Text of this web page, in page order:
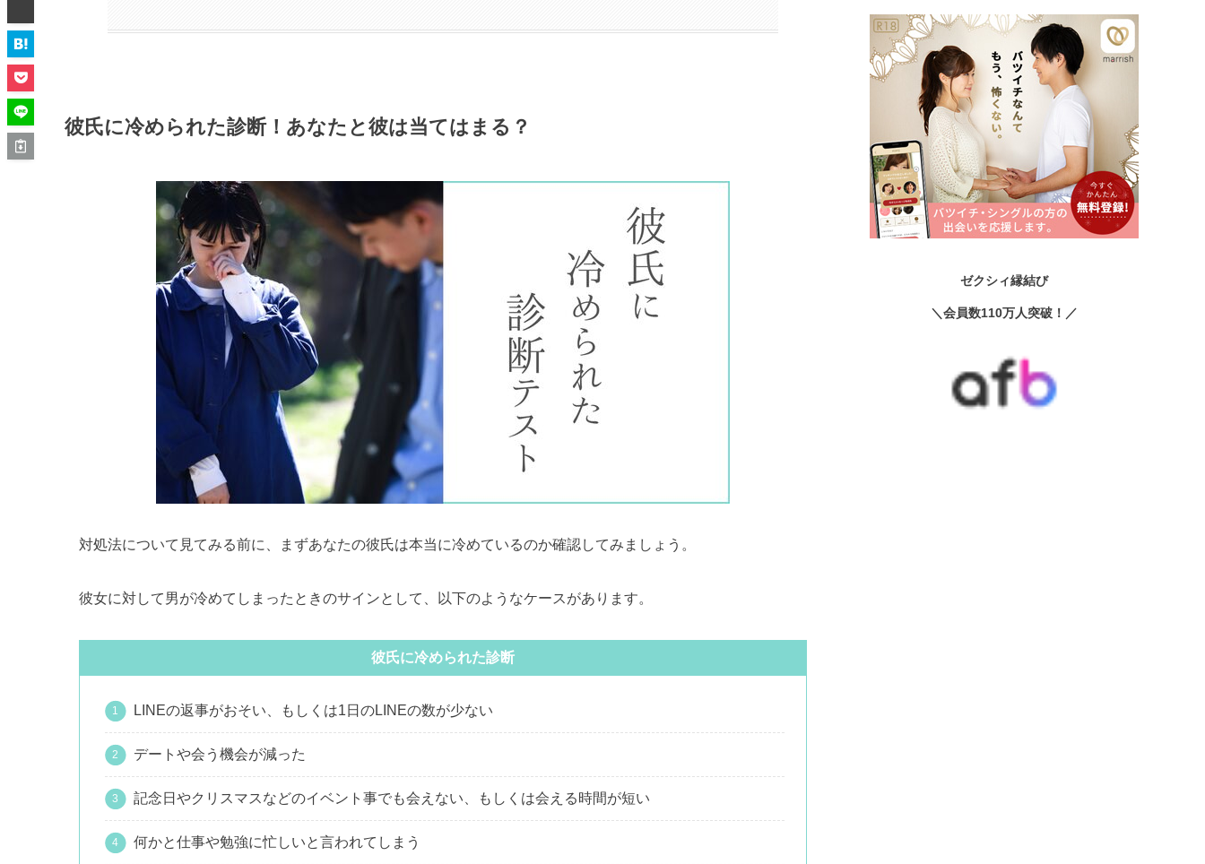
彼氏に冷められた診断！あなたと彼は当てはまる？
対処法について見てみる前に、まずあなたの彼氏は本当に冷めているのか確認してみましょう。
彼女に対して男が冷めてしまったときのサインとして、以下のようなケースがあります。
彼氏に冷められた診断
LINEの返事がおそい、もしくは1日のLINEの数が少ない
デートや会う機会が減った
記念日やクリスマスなどのイベント事でも会えない、もしくは会える時間が短い
何かと仕事や勉強に忙しいと言われてしまう
ゼクシィ縁結び
＼会員数110万人突破！／